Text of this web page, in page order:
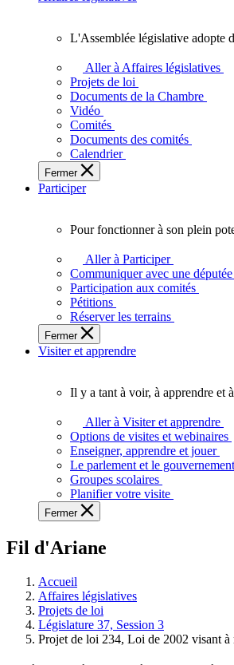
l'Ontario.
législative
adopte
touchent
vie
des
Ontariennes
Ontariens.
L'Assemblée législative adopte
Aller à Affaires législatives
Projets de loi
Documents de la Chambre
Vidéo
Comités
Documents des comités
Calendrier
Fermer
Participer
fonctionner
plein
potentiel,
l'Assemblée
a
besoin
Pour fonctionner à son plein
Aller à Participer
Communiquer avec une
Participation aux comités
Pétitions
Réserver les terrains
Fermer
Visiter et apprendre
voir,
apprendre
et
découvrir
l'Assemblée
législative.
Il y a tant à voir, à apprendre et
Aller à Visiter et apprendre
Options de visites et webinaires
Enseigner, apprendre et jouer
Le parlement et le gouvernement
Groupes scolaires
Planifier votre visite
Fermer
Fil d'Ariane
Accueil
Affaires législatives
Projets de loi
Législature 37, Session 3
Projet de loi 234, Loi de 2002 visant à